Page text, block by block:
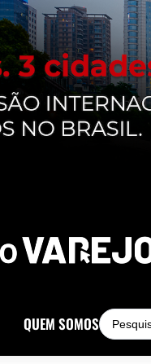
QUEM SOMOS